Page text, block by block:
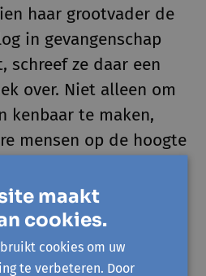
haar grootvader de
in gevangenschap
schreef ze daar een
over. Niet alleen om
kenbaar te maken,
mensen op de hoogte
toestanden
maakt
cookies.
cookies om uw
te verbeteren. Door